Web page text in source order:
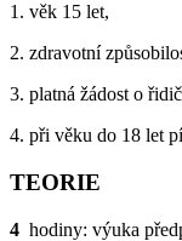
1. věk 15 let,
2. zdravotní
3. platná žádost o
4. při věku do 18 let
TEORIE
4 hodiny: výuka